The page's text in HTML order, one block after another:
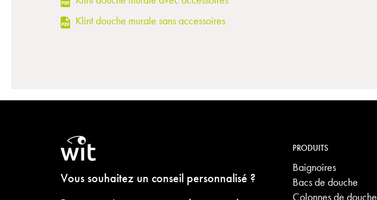
Klint douche murale sans accessoires
Vous souhaitez un conseil personnalisé ?
PRODUITS
Baignoires
Bacs de douche
Colonnes de douche